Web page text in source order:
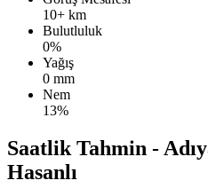
10+ km
Bulutluluk
0%
Yağış
0 mm
Nem
13%
Saatlik Tahmin -
Hasanlı